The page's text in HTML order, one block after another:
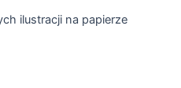
ilustracji na papierze